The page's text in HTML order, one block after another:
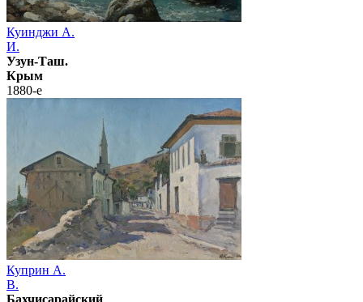
Куинджи А.
И.
Узун-Таш.
Крым
1880-е
Куприн А.
В.
Бахчисарайский